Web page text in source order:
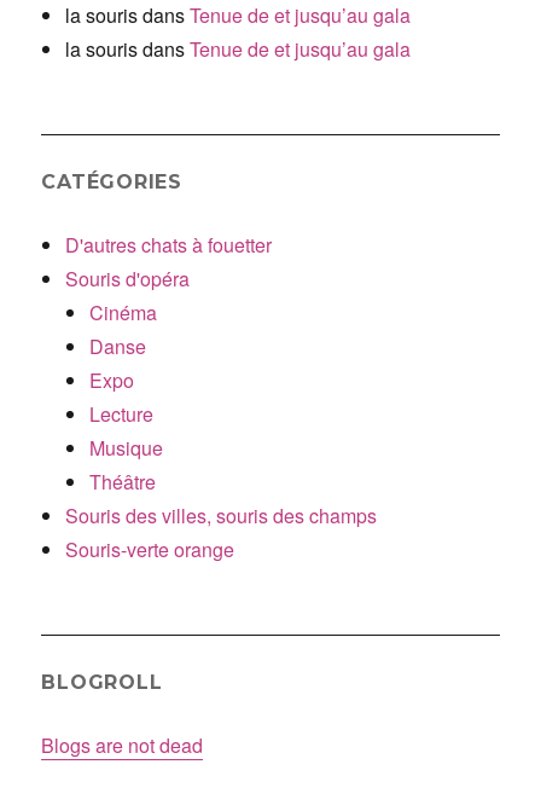
la sourisdansTenue de et jusqu’au gala
la sourisdansTenue de et jusqu’au gala
CATÉGORIES
D'autres chats à fouetter
Souris d'opéra
Cinéma
Danse
Expo
Lecture
Musique
Théâtre
Souris des villes, souris des champs
Souris-verte orange
BLOGROLL
Blogs are not dead